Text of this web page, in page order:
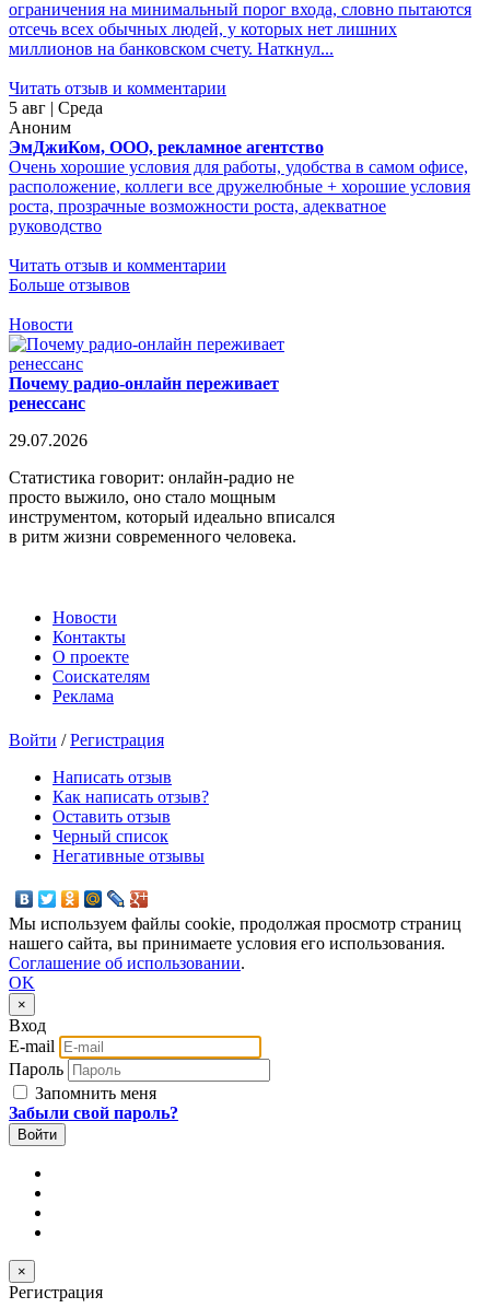
ограничения на минимальный порог входа, словно пытаются
отсечь всех обычных людей, у которых нет лишних
миллионов на банковском счету. Наткнул...
Читать отзыв и комментарии
5 авг | Среда
Аноним
ЭмДжиКом, ООО, рекламное агентство
Очень хорошие условия для работы, удобства в самом офисе,
расположение, коллеги все дружелюбные + хорошие условия
роста, прозрачные возможности роста, адекватное
руководство
Читать отзыв и комментарии
Больше отзывов
Новости
Почему радио-онлайн переживает
ренессанс
29.07.2026
Статистика говорит: онлайн-радио не
просто выжило, оно стало мощным
инструментом, который идеально вписался
в ритм жизни современного человека.
Новости
Контакты
О проекте
Соискателям
Реклама
Войти /Регистрация
Написать отзыв
Как написать отзыв?
Оставить отзыв
Черный список
Негативные отзывы
Мы используем файлы cookie, продолжая просмотр страниц
нашего сайта, вы принимаете условия его использования.
Соглашение об использовании.
OK
×
Вход
E-mail
Пароль
Запомнить меня
Забыли свой пароль?
×
Регистрация